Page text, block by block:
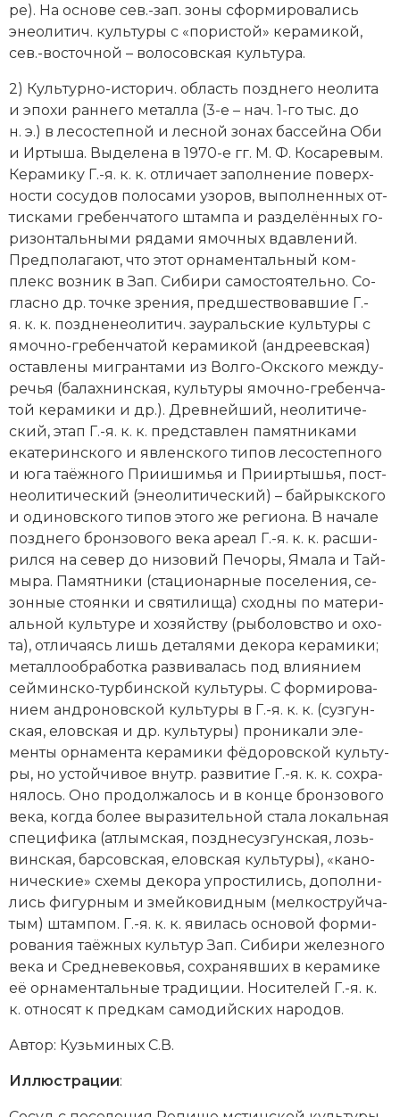
Социально-экономическая история
Специальные исторические дисциплины
СССР
Южная Америка
ре). На ос­но­ве сев.-зап. зо­ны сфор­ми­ро­ва­лись
эне­о­ли­тич. куль­ту­ры с «по­рис­той» ке­ра­ми­кой,
сев.-вос­точ­ной – во­ло­сов­ская куль­ту­ра.
2) Куль­тур­но-ис­то­рич. об­ласть позд­не­го не­оли­та
и эпо­хи ран­не­го ме­тал­ла (3-е – нач. 1-го тыс. до
н. э.) в ле­со­степ­ной и лес­ной зо­нах бас­сей­на Оби
и Ир­ты­ша. Вы­де­ле­на в 1970-е гг. М. Ф. Ко­са­ре­вым.
Ке­ра­ми­ку Г.-я. к. к. от­ли­ча­ет за­пол­не­ние по­верх­
но­сти со­су­дов по­ло­са­ми узо­ров, вы­пол­нен­ных от­
тис­ка­ми гре­бен­ча­то­го штам­па и раз­де­лён­ных го­
ри­зон­таль­ны­ми ря­да­ми ямоч­ных вдав­ле­ний.
Пред­по­ла­га­ют, что этот ор­на­мен­таль­ный ком­
плекс воз­ник в Зап. Си­би­ри са­мо­стоя­тель­но. Со­
глас­но др. точ­ке зре­ния, пред­ше­ст­во­вав­шие Г.-
я. к. к. поздне­не­о­ли­тич. за­ураль­ские куль­ту­ры с
ямоч­но-гре­бен­ча­той ке­ра­ми­кой (ан­д­ре­ев­ская)
ос­тав­ле­ны ми­гран­та­ми из Вол­го-Ок­ско­го ме­ж­ду­
ре­чья (ба­лах­нин­ская, куль­ту­ры ямоч­но-гре­бен­ча­
той ке­ра­ми­ки и др.). Древней­ший, не­оли­ти­че­
ский, этап Г.-я. к. к. пред­став­лен па­мят­ни­ка­ми
ека­те­рин­ско­го и яв­лен­ско­го ти­пов ле­со­степ­но­го
и юга та­ёж­но­го При­иши­мья и При­ир­ты­шья, по­ст­
не­о­ли­ти­че­ский (энео­ли­ти­че­ский) – бай­рык­ско­го
и оди­нов­ско­го ти­пов это­го же ре­гио­на. В на­ча­ле
позд­не­го брон­зо­во­го ве­ка аре­ал Г.-я. к. к. рас­ши­
рил­ся на се­вер до ни­зо­вий Пе­чо­ры, Яма­ла и Тай­
мы­ра. Па­мят­ни­ки (ста­цио­нар­ные по­се­ле­ния, се­
зон­ные сто­ян­ки и свя­ти­ли­ща) сход­ны по ма­те­ри­
аль­ной куль­ту­ре и хо­зяй­ст­ву (ры­бо­лов­ст­во и охо­
та), от­ли­ча­ясь лишь де­та­ля­ми де­ко­ра ке­ра­ми­ки;
ме­тал­ло­об­ра­бот­ка раз­ви­ва­лась под влия­ни­ем
сей­мин­ско-тур­бин­ской куль­ту­ры. С фор­ми­ро­ва­
ни­ем ан­д­ро­нов­ской куль­ту­ры в Г.-я. к. к. (суз­гун­
ская, елов­ская и др. куль­ту­ры) про­ни­ка­ли эле­
мен­ты ор­на­мен­та ке­ра­ми­ки фё­до­ров­ской куль­ту­
ры, но ус­той­чи­вое внутр. раз­ви­тие Г.-я. к. к. со­хра­
ня­лось. Оно про­дол­жа­лось и в кон­це брон­зо­во­го
ве­ка, ко­гда бо­лее вы­ра­зи­тель­ной ста­ла ло­каль­ная
спе­ци­фи­ка (ат­лым­ская, позд­не­суз­гун­ская, лозь­
вин­ская, бар­сов­ская, елов­ская куль­ту­ры), «ка­но­
ни­че­ские» схе­мы де­ко­ра уп­ро­сти­лись, до­пол­ни­
лись фи­гур­ным и змей­ко­вид­ным (мел­ко­струй­ча­
тым) штам­пом. Г.-я. к. к. яви­лась ос­но­вой фор­ми­
ро­ва­ния та­ёж­ных куль­тур Зап. Си­би­ри же­лез­но­го
ве­ка и Сред­не­ве­ко­вья, со­хра­няв­ших в ке­ра­ми­ке
её ор­на­мен­таль­ные тра­ди­ции. Но­си­те­лей Г.-я. к.
к. от­но­сят к пред­кам са­мо­дий­ских на­ро­дов.
Автор: Кузьминых С.В.
Иллюстрации: